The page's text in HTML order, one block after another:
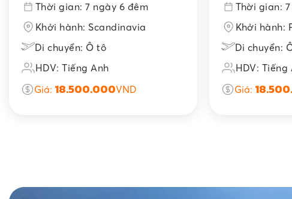
Thời gian: 7 ngày 6 đêm
Khởi hành: Scandinavia
Di chuyển: Ô tô
HDV: Tiếng Anh
Giá: 18.500.000VND
Thời gian:
Khởi hành:
Di chuyển:
HDV: Tiếng
Giá: